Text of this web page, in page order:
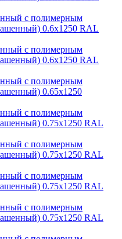
с полимерным
0.6x1250 RAL
с полимерным
0.6x1250 RAL
с полимерным
0.65x1250
с полимерным
0.75x1250 RAL
с полимерным
0.75x1250 RAL
с полимерным
0.75x1250 RAL
с полимерным
0.75x1250 RAL